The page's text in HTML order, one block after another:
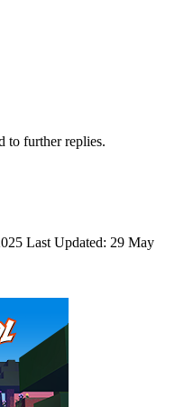
to further replies.
Last Updated: 29 May